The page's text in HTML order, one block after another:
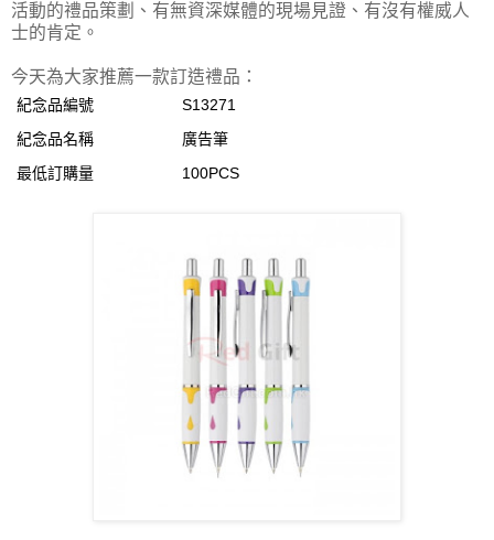
活動的禮品策劃、有無資深媒體的現場見證、有沒有權威人
士的肯定。
今天為大家推薦一款訂造禮品：
紀念品編號
S13271
紀念品名稱
廣告筆
最低訂購量
100PCS